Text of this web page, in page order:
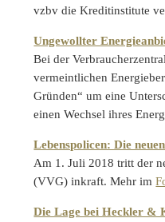
vzbv die Kreditinstitute
Ungewollter
Bei der
vermeintlichen
Gründen“ um eine
einen Wechsel ihres
Lebenspolicen: Die
Am 1. Juli 2018 tritt der
(VVG) inkraft. Mehr im
Die Lage bei Heckler &